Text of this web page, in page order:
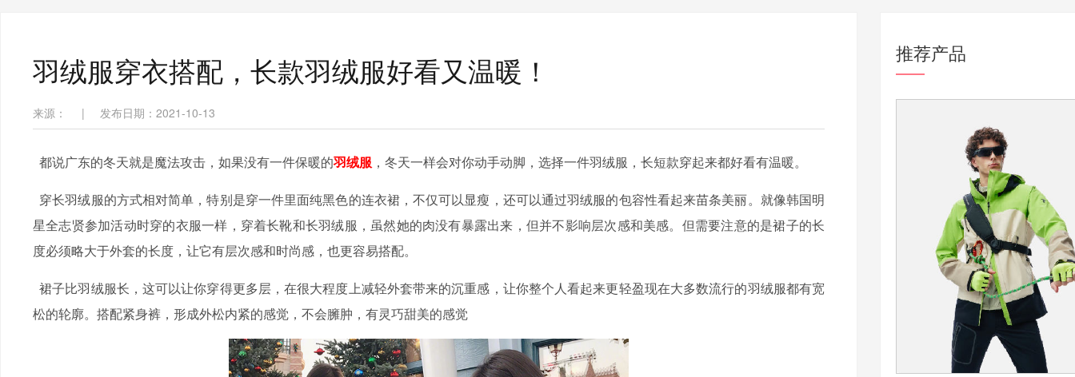
羽绒服穿衣搭配，长款羽绒服好看又温暖！
来源： | 发布日期：2021-10-13
都说广东的冬天就是魔法攻击，如果没有一件保暖的羽绒服 ，冬天一样会对你动手动脚，选择一件羽绒服，长短款穿起来都好看有温暖。
穿长羽绒服的方式相对简单，特别是穿一件里面纯黑色的连衣裙，不仅可以显瘦，还可以通过羽绒服的包容性看起来苗条美丽。就像韩国明
星全志贤参加活动时穿的衣服一样，穿着长靴和长羽绒服，虽然她的肉没有暴露出来，但并不影响层次感和美感。但需要注意的是裙子的长
度必须略大于外套的长度，让它有层次感和时尚感，也更容易搭配。
裙子比羽绒服长，这可以让你穿得更多层，在很大程度上减轻外套带来的沉重感，让你整个人看起来更轻盈现在大多数流行的羽绒服都有宽
松的轮廓。搭配紧身裤，形成外松内紧的感觉，不会臃肿，有灵巧甜美的感觉
推荐产品